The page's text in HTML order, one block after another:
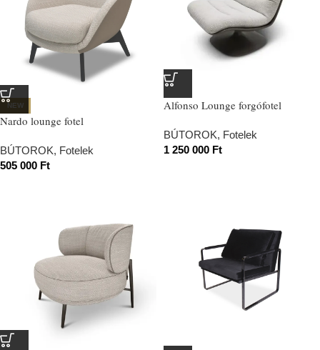
NEW
Nardo lounge fotel
BÚTOROK, Fotelek
505 000 Ft
Alfonso Lounge forgófotel
BÚTOROK, Fotelek
1 250 000 Ft